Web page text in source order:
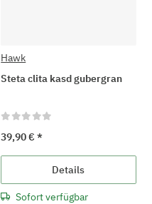
Hawk
Steta clita kasd gubergran
39,90 €*
Details
Sofort verfügbar